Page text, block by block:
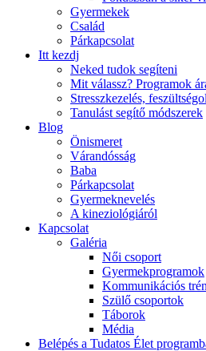
Gyermekek
Család
Párkapcsolat
Itt kezdj
Neked tudok segíteni
Mit válassz? Programok
Stresszkezelés,
Tanulást segítő módszerek
Blog
Önismeret
Várandósság
Baba
Párkapcsolat
Gyermeknevelés
A kineziológiáról
Kapcsolat
Galéria
Női csoport
Gyermekprogramok
Kommunikációs
Szülő csoportok
Táborok
Média
Belépés a Tudatos Élet